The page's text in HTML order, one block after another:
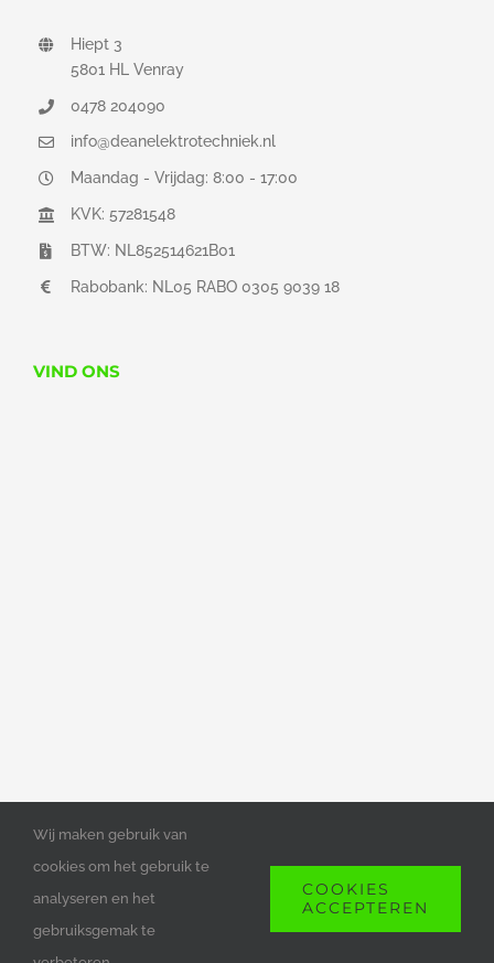
Hiept 3
5801 HL Venray
0478 204090
info@deanelektrotechniek.nl
Maandag - Vrijdag: 8:00 - 17:00
KVK: 57281548
BTW: NL852514621B01
Rabobank: NL05 RABO 0305 9039 18
VIND ONS
COPYRIGHT 2023 DEAN ELEKTROTECHNIEK
Wij maken gebruik van
cookies om het gebruik te
analyseren en het
gebruiksgemak te
COOKIES
ACCEPTEREN